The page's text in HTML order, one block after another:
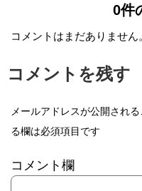
0件
コメントはまだありません
コメントを残す
メールアドレスが公開される
る欄は必須項目です
コメント欄